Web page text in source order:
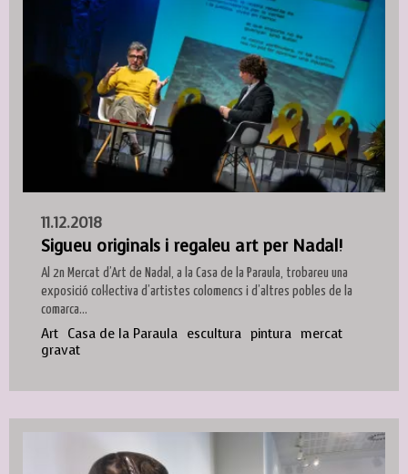
11.12.2018
Sigueu originals i regaleu art per Nadal!
Al 2n Mercat d’Art de Nadal, a la Casa de la Paraula, trobareu una
exposició col·lectiva d’artistes colomencs i d’altres pobles de la
comarca...
Art Casa de la Paraula escultura pintura mercat
gravat